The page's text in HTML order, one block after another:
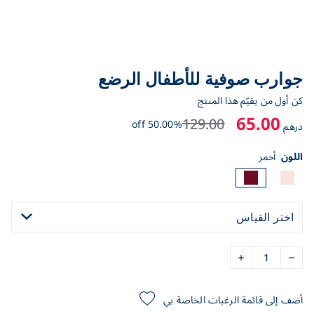
جوارب صوفية للأطفال الرضع
كن أول من يقيّم هذا المنتج
درهم65.00
129.00
50.00% off
اللون أحمر
اختر القياس
أضف إلى قائمة الرغبات الخاصة بي